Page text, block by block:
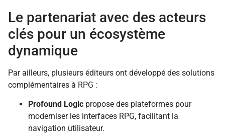
Le partenariat avec des acteurs
clés pour un écosystème
dynamique
Par ailleurs, plusieurs éditeurs ont développé des solutions
complémentaires à RPG :
Profound Logic propose des plateformes pour
moderniser les interfaces RPG, facilitant la
navigation utilisateur.